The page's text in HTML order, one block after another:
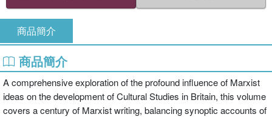
商品簡介
商品簡介
A comprehensive exploration of the profound influence of Marxist
ideas on the development of Cultural Studies in Britain, this volume
covers a century of Marxist writing, balancing synoptic accounts of